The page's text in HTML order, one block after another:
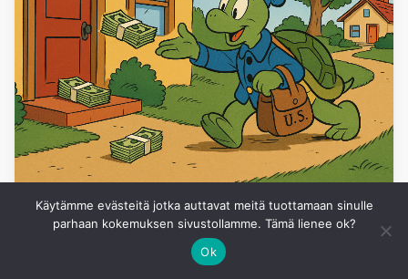
SIJOITTAMINEN
Uudet kuviot, tuttu osinkovirta
Käytämme evästeitä jotka auttavat meitä tuottamaan sinulle
parhaan kokemuksen sivustollamme. Tämä lienee ok?
Ok